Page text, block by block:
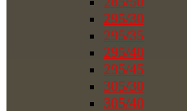
295/30
295/35
295/40
295/45
305/30
305/40